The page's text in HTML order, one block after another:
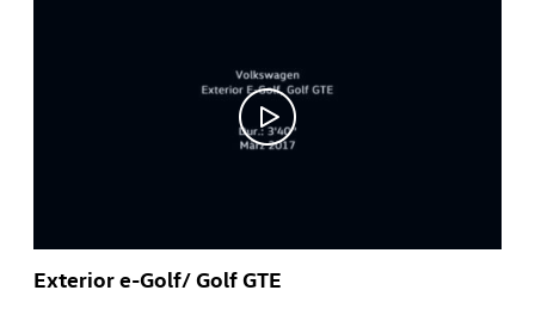
Exterior e-Golf/ Golf GTE